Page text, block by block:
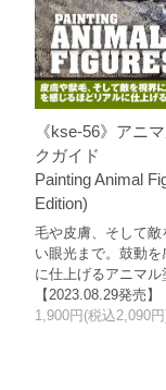
《kse-56》アニ
クガイド
Painting Animal
Edition)
毛や皮膚、そして
い眼光まで。鼓動
に仕上げるアニマル
【2023.08.29発売】
1,900円(税込2,090